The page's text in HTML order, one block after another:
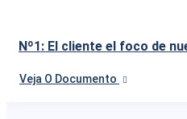
Nº1: El cliente el foco de
Veja O Documento